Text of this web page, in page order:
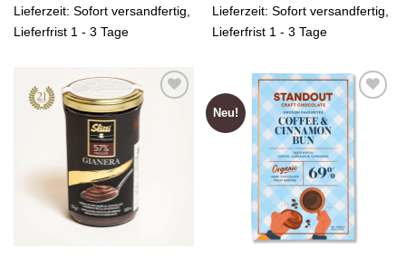
Lieferzeit: Sofort versandfertig,
Lieferfrist 1 - 3 Tage
Lieferzeit: Sofort versandfertig,
Lieferfrist 1 - 3 Tage
hinzufügen
Neu!
Zur
Wunschliste
hinzufügen